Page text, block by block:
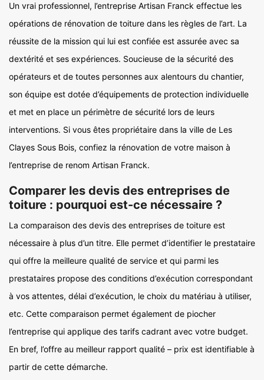
Un vrai professionnel, l’entreprise Artisan Franck effectue les
opérations de rénovation de toiture dans les règles de l’art. La
réussite de la mission qui lui est confiée est assurée avec sa
dextérité et ses expériences. Soucieuse de la sécurité des
opérateurs et de toutes personnes aux alentours du chantier,
son équipe est dotée d’équipements de protection individuelle
et met en place un périmètre de sécurité lors de leurs
interventions. Si vous êtes propriétaire dans la ville de Les
Clayes Sous Bois, confiez la rénovation de votre maison à
l’entreprise de renom Artisan Franck.
Comparer les devis des entreprises de
toiture : pourquoi est-ce nécessaire ?
La comparaison des devis des entreprises de toiture est
nécessaire à plus d’un titre. Elle permet d’identifier le prestataire
qui offre la meilleure qualité de service et qui parmi les
prestataires propose des conditions d’exécution correspondant
à vos attentes, délai d’exécution, le choix du matériau à utiliser,
etc. Cette comparaison permet également de piocher
l’entreprise qui applique des tarifs cadrant avec votre budget.
En bref, l’offre au meilleur rapport qualité – prix est identifiable à
partir de cette démarche.